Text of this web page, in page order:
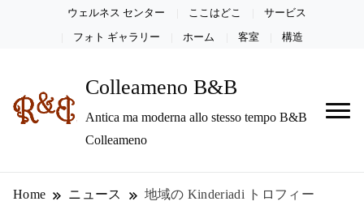
ウェルネス センター ここはどこ サービス
フォト ギャラリー ホーム 客室 構造
Colleameno B&B
Antica ma moderna allo stesso tempo B&B
Colleameno
Home ニュース 地域の Kinderiadi トロフィー